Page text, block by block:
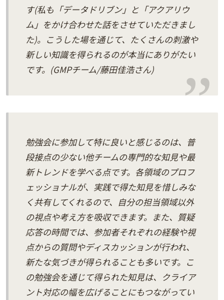
す(私も「データドリブン」と「アクアリウ
ム」をかけ合わせた話をさせていただきまし
た)。こうした場を通じて、たくさんの刺激や
新しい知識を得られるのが本当にありがたい
です。(GMPチーム/藤田佳浩さん)
勉強会に参加して特に良いと感じるのは、普
段接点の少ない他チームの専門的な知見や最
新トレンドを学べる点です。各領域のプロフ
ェッショナルが、実践で得た知見を惜しみな
く共有してくれるので、自分の担当領域以外
の視点や考え方を吸収できます。また、質疑
応答の時間では、参加者それぞれの経験や視
点からの質問やディスカッションが行われ、
新たな気づきが得られることも多いです。こ
の勉強会を通じて得られた知見は、クライア
ント対応の幅を広げることにもつながってい